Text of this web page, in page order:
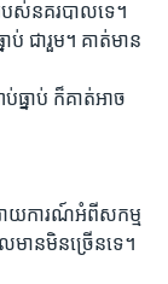
បស់នគរបាលទេ។
ជារួម។ គាត់មាន
នាប់ ក៏គាត់អាច
ាយការណ៍អំពីសកម្ម
មានមិនច្រើនទេ។